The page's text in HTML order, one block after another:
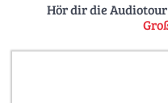
Hör dir die